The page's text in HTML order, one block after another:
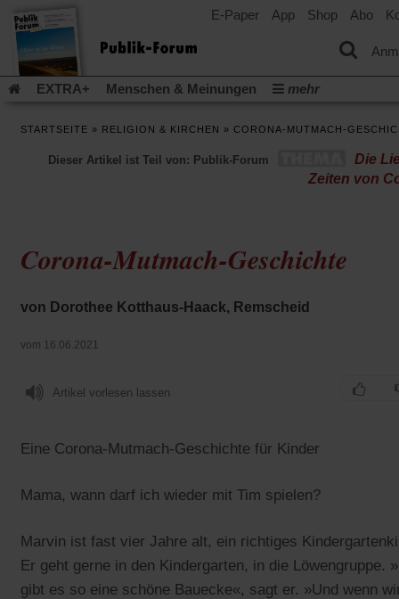
E-Paper App Shop Abo
EXTRA+ Menschen & Meinungen
mehr
EXTRA
Edition Dossier Weisheitsletter
Spiritletter
in
einem
Tab)
in
einem
Tab)
Gleichberechtigung
Künstliche Intelligenz(Öffnet
neuen
Was gibt
in
Flucht und Migration
Video-Podcast »Veranstaltungen«
Podcast »Veranstaltungen«
STARTSEITE » RELIGION & KIRCHEN » CORONA-MUTMACH-
Dieser Artikel ist Teil von: Publik-Forum
Die
Zeiten von
Corona-Mutmach-Geschichte
von Dorothee Kotthaus-Haack, Remscheid
vom 16.06.2021
Artikel vorlesen lassen
Eine Corona-Mutmach-Geschichte für Kinder
Mama, wann darf ich wieder mit Tim spielen?
Marvin ist fast vier Jahre alt, ein richtiges
Er geht gerne in den Kindergarten, in die Löwengruppe.
gibt es so eine schöne Bauecke«, sagt er. »Und wenn